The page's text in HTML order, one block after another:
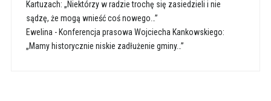
Kartuzach: „Niektórzy w radzie trochę się zasiedzieli i nie
sądzę, że mogą wnieść coś nowego…”
Ewelina - Konferencja prasowa Wojciecha Kankowskiego:
„Mamy historycznie niskie zadłużenie gminy…”